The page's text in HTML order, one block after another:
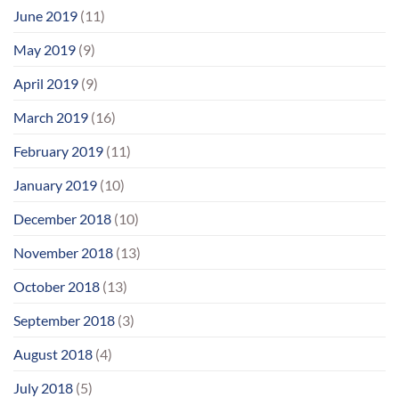
June 2019 (11)
May 2019 (9)
April 2019 (9)
March 2019 (16)
February 2019 (11)
January 2019 (10)
December 2018 (10)
November 2018 (13)
October 2018 (13)
September 2018 (3)
August 2018 (4)
July 2018 (5)